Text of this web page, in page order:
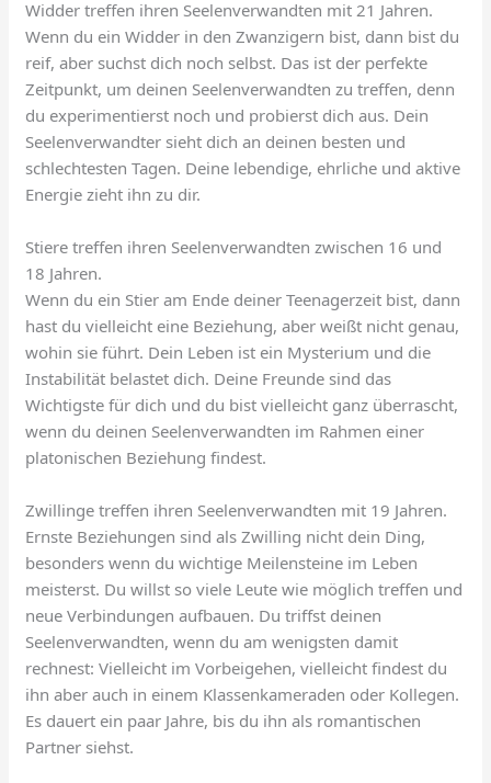
Widder treffen ihren Seelenverwandten mit 21 Jahren.
Wenn du ein Widder in den Zwanzigern bist, dann bist du
reif, aber suchst dich noch selbst. Das ist der perfekte
Zeitpunkt, um deinen Seelenverwandten zu treffen, denn
du experimentierst noch und probierst dich aus. Dein
Seelenverwandter sieht dich an deinen besten und
schlechtesten Tagen. Deine lebendige, ehrliche und aktive
Energie zieht ihn zu dir.
Stiere treffen ihren Seelenverwandten zwischen 16 und
18 Jahren.
Wenn du ein Stier am Ende deiner Teenagerzeit bist, dann
hast du vielleicht eine Beziehung, aber weißt nicht genau,
wohin sie führt. Dein Leben ist ein Mysterium und die
Instabilität belastet dich. Deine Freunde sind das
Wichtigste für dich und du bist vielleicht ganz überrascht,
wenn du deinen Seelenverwandten im Rahmen einer
platonischen Beziehung findest.
Zwillinge treffen ihren Seelenverwandten mit 19 Jahren.
Ernste Beziehungen sind als Zwilling nicht dein Ding,
besonders wenn du wichtige Meilensteine im Leben
meisterst. Du willst so viele Leute wie möglich treffen und
neue Verbindungen aufbauen. Du triffst deinen
Seelenverwandten, wenn du am wenigsten damit
rechnest: Vielleicht im Vorbeigehen, vielleicht findest du
ihn aber auch in einem Klassenkameraden oder Kollegen.
Es dauert ein paar Jahre, bis du ihn als romantischen
Partner siehst.